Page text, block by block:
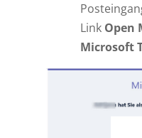
Link Open
Microsoft